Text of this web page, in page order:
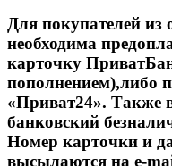
Для покупателей из
необходима
карточку
пополнением),либо
«Приват24». Также
банковский
Номер карточки и
высылаются на e-